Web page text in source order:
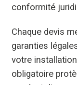
conformité
Chaque devis
garanties
votre
obligatoire